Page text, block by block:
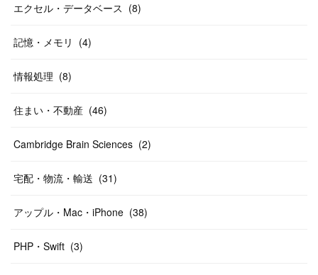
エクセル・データベース (8)
記憶・メモリ (4)
情報処理 (8)
住まい・不動産 (46)
Cambridge Brain Sciences (2)
宅配・物流・輸送 (31)
アップル・Mac・iPhone (38)
PHP・Swift (3)